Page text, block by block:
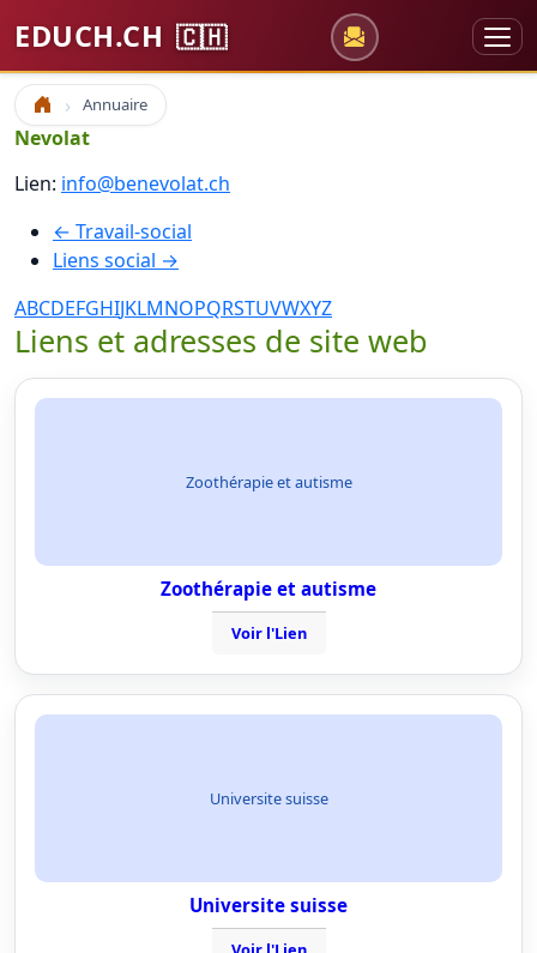
EDUCH.CH 🇨🇭
Accueil Annuaire
Nevolat
Lien: info@benevolat.ch
← Travail-social
Liens social →
ABCDEFGHIJKLMNOPQRSTUVWXYZ
Liens et adresses de site web
Zoothérapie et autisme
Zoothérapie et autisme
Voir l'Lien
Universite suisse
Universite suisse